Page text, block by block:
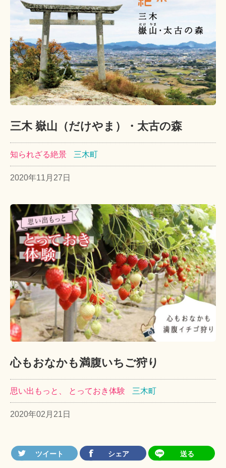
三木 嶽山（だけやま）・太古の森
知られざる絶景 三木町
2020年11月27日
心もおなかも満腹いちご狩り
思い出もっと、 とっておき体験 三木町
2020年02月21日